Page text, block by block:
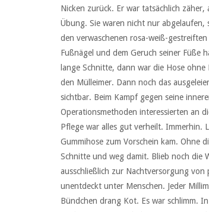
Nicken zurück. Er war tatsächlich
Übung. Sie waren nicht nur
den verwaschenen rosa-weiß-
Fußnägel und dem Geruch seiner Füße
lange Schnitte, dann war die Hose
den Mülleimer. Dann noch das
sichtbar. Beim Kampf gegen seine
Operationsmethoden interessierten an
Pflege war alles gut verheilt. Immerhin.
Gummihose zum Vorschein kam. Ohne
Schnitte und weg damit. Blieb noch die
ausschließlich zur Nachtversorgung
unentdeckt unter Menschen. Jeder
Bündchen drang Kot. Es war schlimm.